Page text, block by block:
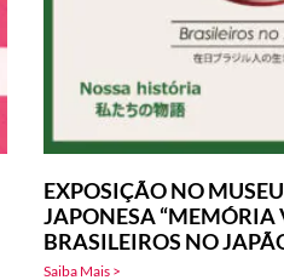
EXPOSIÇÃO NO
JAPONESA “MEMÓRIA
BRASILEIROS NO
Saiba Mais >